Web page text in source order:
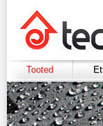
Tooted